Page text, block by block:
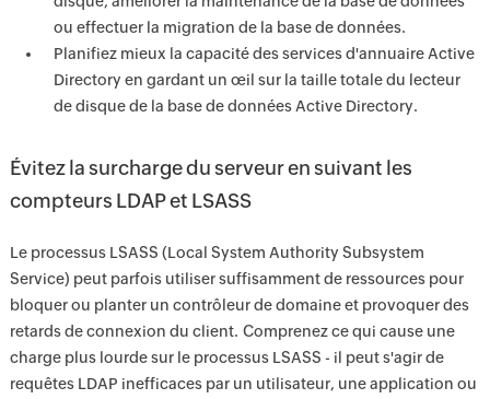
ou effectuer la migration de la base de données.
Planifiez mieux la capacité des services d'annuaire Active
Directory en gardant un œil sur la taille totale du lecteur
de disque de la base de données Active Directory.
Évitez la surcharge du serveur en suivant les
compteurs LDAP et LSASS
Le processus LSASS (Local System Authority Subsystem
Service) peut parfois utiliser suffisamment de ressources pour
bloquer ou planter un contrôleur de domaine et provoquer des
retards de connexion du client. Comprenez ce qui cause une
charge plus lourde sur le processus LSASS - il peut s'agir de
requêtes LDAP inefficaces par un utilisateur, une application ou